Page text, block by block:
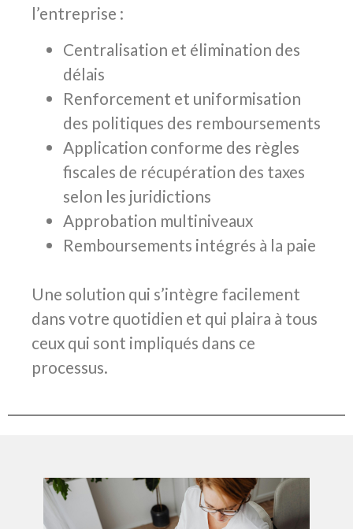
l’entreprise :
Centralisation et élimination des
délais
Renforcement et uniformisation
des politiques des remboursements
Application conforme des règles
fiscales de récupération des taxes
selon les juridictions
Approbation multiniveaux
Remboursements intégrés à la paie
Une solution qui s’intègre facilement
dans votre quotidien et qui plaira à tous
ceux qui sont impliqués dans ce
processus.